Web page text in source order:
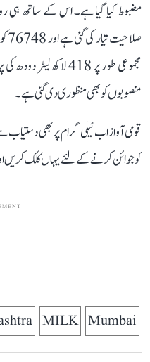
مجموعی طور پر 418
منصوبوں کو بھی منظوری دی گئی ہے۔
قومی آواز اب ٹیلی گرام پر بھی
کو جوائن کرنے کے لئے یہاں کلک
Mumbai
MILK